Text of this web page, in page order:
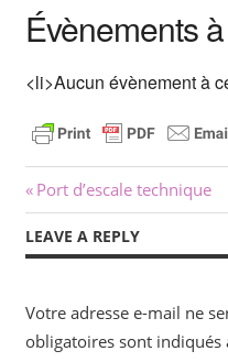
Évènements
<li>Aucun évènement à
Navigation
de
Previous
Post:
Port d’escale technique
LEAVE A REPLY
Votre adresse e-mail ne
obligatoires sont indiqués